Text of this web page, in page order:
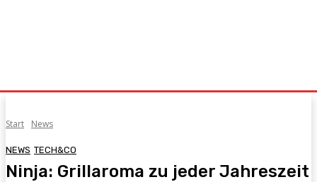
Start News
NEWS TECH&CO
Ninja: Grillaroma zu jeder Jahreszeit